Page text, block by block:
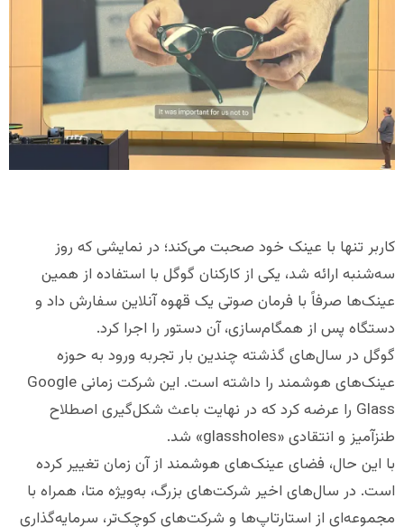
کاربر تنها با عینک خود صحبت می‌کند؛ در نمایشی که روز
سه‌شنبه ارائه شد، یکی از کارکنان گوگل با استفاده از همین
عینک‌ها صرفاً با فرمان صوتی یک قهوه آنلاین سفارش داد و
دستگاه پس از همگام‌سازی، آن دستور را اجرا کرد.
گوگل در سال‌های گذشته چندین بار تجربه ورود به حوزه
عینک‌های هوشمند را داشته است. این شرکت زمانی Google
Glass را عرضه کرد که در نهایت باعث شکل‌گیری اصطلاح
طنزآمیز و انتقادی «glassholes» شد.
با این حال، فضای عینک‌های هوشمند از آن زمان تغییر کرده
است. در سال‌های اخیر شرکت‌های بزرگ، به‌ویژه متا، همراه با
مجموعه‌ای از استارتاپ‌ها و شرکت‌های کوچک‌تر، سرمایه‌گذاری